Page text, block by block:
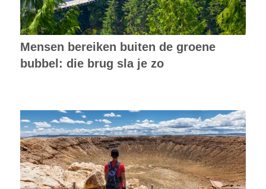
Mensen bereiken buiten de groene
bubbel: die brug sla je zo